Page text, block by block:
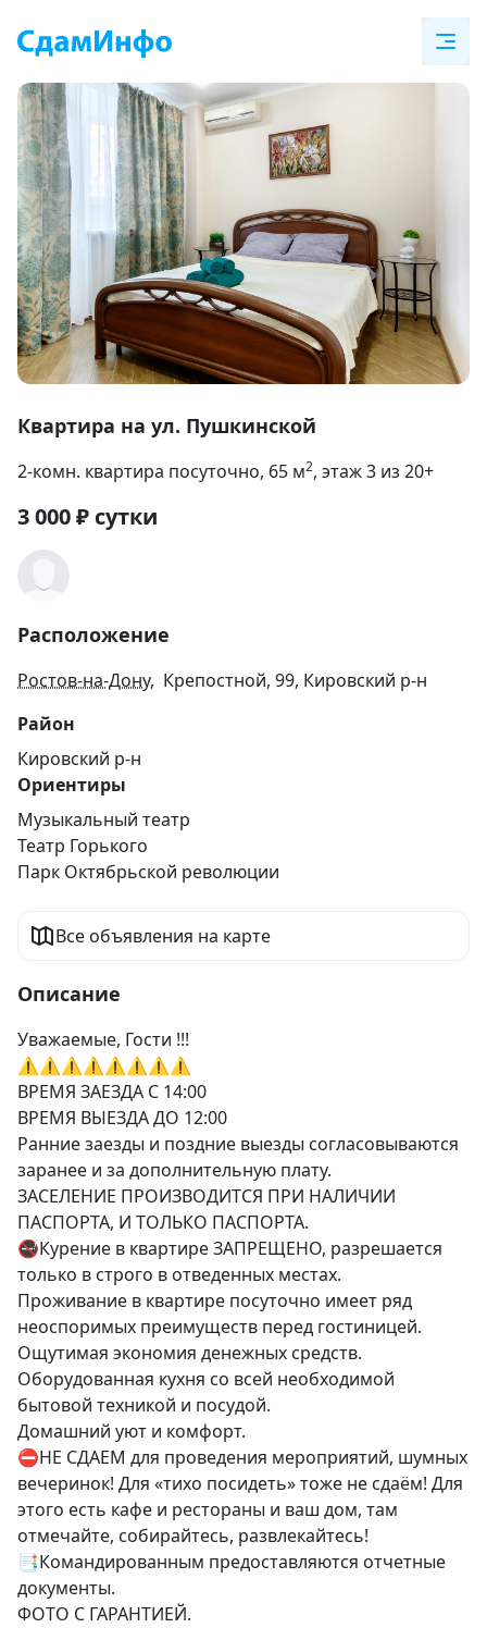
1
21
Квартира на ул. Пушкинской
2-комн. квартира посуточно, 65 м2, этаж 3 из 20+
3 000₽ сутки
Расположение
Ростов-на-Дону, Крепостной, 99, Кировский р-н
Район
Кировский р-н
Ориентиры
Музыкальный театр
Театр Горького
Парк Октябрьской революции
Все объявления на карте
Описание
Уважаемые, Гости !!!
⚠️⚠️⚠️⚠️⚠️⚠️⚠️⚠️
ВРЕМЯ ЗАЕЗДА С 14:00
ВРЕМЯ ВЫЕЗДА ДО 12:00
Ранние заезды и поздние выезды согласовываются
заранее и за дополнительную плату.
ЗАСЕЛЕНИЕ ПРОИЗВОДИТСЯ ПРИ НАЛИЧИИ
ПАСПОРТА, И ТОЛЬКО ПАСПОРТА.
🚭Курение в квартире ЗАПРЕЩЕНО, разрешается
только в строго в отведенных местах.
Проживание в квартире посуточно имеет ряд
неоспоримых преимуществ перед гостиницей.
Ощутимая экономия денежных средств.
Оборудованная кухня со всей необходимой
бытовой техникой и посудой.
Домашний уют и комфорт.
⛔️НЕ СДАЕМ для проведения мероприятий, шумных
вечеринок! Для «тихо посидеть» тоже не сдаём! Для
этого есть кафе и рестораны и ваш дом, там
отмечайте, собирайтесь, развлекайтесь!
📑Командированным предоставляются отчетные
документы.
ФОТО С ГАРАНТИЕЙ.